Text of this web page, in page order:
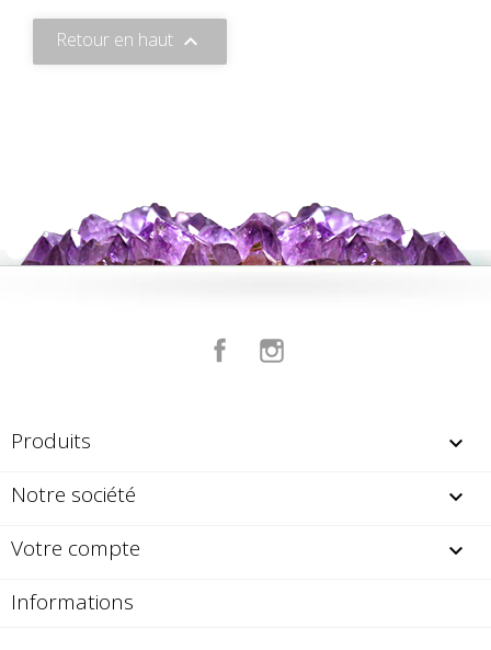
Retour en haut 
Facebook
Produits 
Notre société 
Votre compte 
Informations